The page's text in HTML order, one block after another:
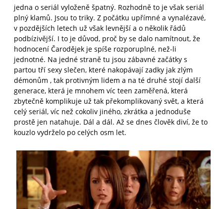
jedna o seriál vyloženě špatný. Rozhodně to je však seriál
plný klamů. Jsou to triky. Z počátku upřímné a vynalézavé,
v pozdějších letech už však levnější a o několik řádů
podbízivější. I to je důvod, proč by se dalo namítnout, že
hodnocení Čarodějek je spíše rozporuplné, než-li
jednotné. Na jedné straně tu jsou zábavné začátky s
partou tří sexy slečen, které nakopávají zadky jak zlým
démonům , tak protivným lidem a na té druhé stojí další
generace, která je mnohem víc teen zaměřená, která
zbytečně komplikuje už tak překomplikovaný svět, a která
celý seriál, víc než cokoliv jiného, zkrátka a jednoduše
prostě jen natahuje. Dál a dál. Až se dnes člověk diví, že to
kouzlo vydrželo po celých osm let.